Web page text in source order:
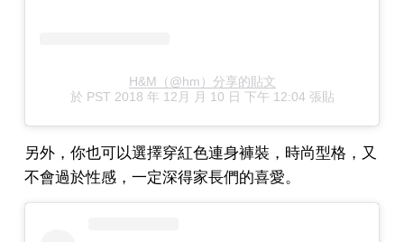
H&M（@hm）分享的貼文
於 PST 2018 年 12月 月 10 日 下午 12:04 張貼
另外，你也可以選擇穿紅色連身褲裝，時尚型格，又
不會過於性感，一定深得家長們的喜愛。